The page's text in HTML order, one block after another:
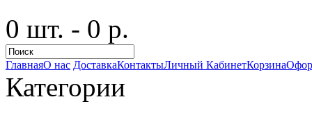
0 шт. - 0 р.
ГлавнаяО нас ДоставкаКонтактыЛичный КабинетКорзина
Категории